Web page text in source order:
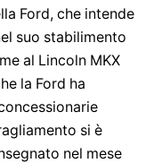
Ford, che intende
suo stabilimento
al Lincoln MKX
la Ford ha
si è
nel mese